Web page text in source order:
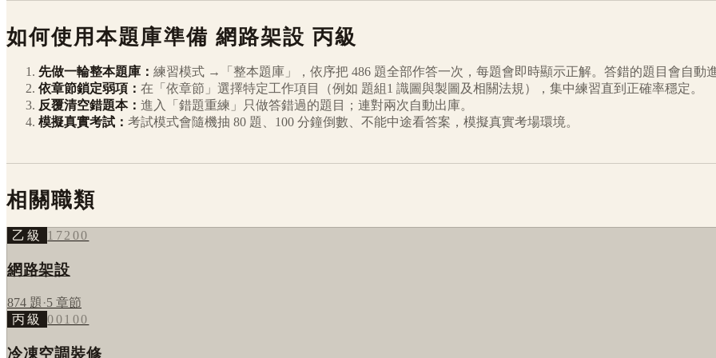
如何使用本題庫準備 網路架設 丙級
先做一輪整本題庫： 練習模式 →「整本題庫」，依序把 486 題全部作答一次，每題會即時顯示正解。答錯的題目會自動
依章節鎖定弱項： 在「依章節」選擇特定工作項目（例如 題組1 識圖與製圖及相關法規 ），集中練習直到正確率穩定。
反覆清空錯題本： 進入「錯題重練」只做答錯過的題目；連對兩次自動出庫。
模擬真實考試： 考試模式會隨機抽 80 題、100 分鐘倒數、不能中途看答案，模擬真實考場環境。
相關職類
乙級 17200
網路架設
874 題 ·5 章節
丙級
00100
冷凍空調裝修